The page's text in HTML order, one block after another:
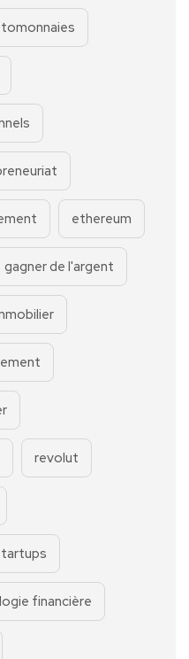
ethereum
gagner de l'argent
revolut
financière